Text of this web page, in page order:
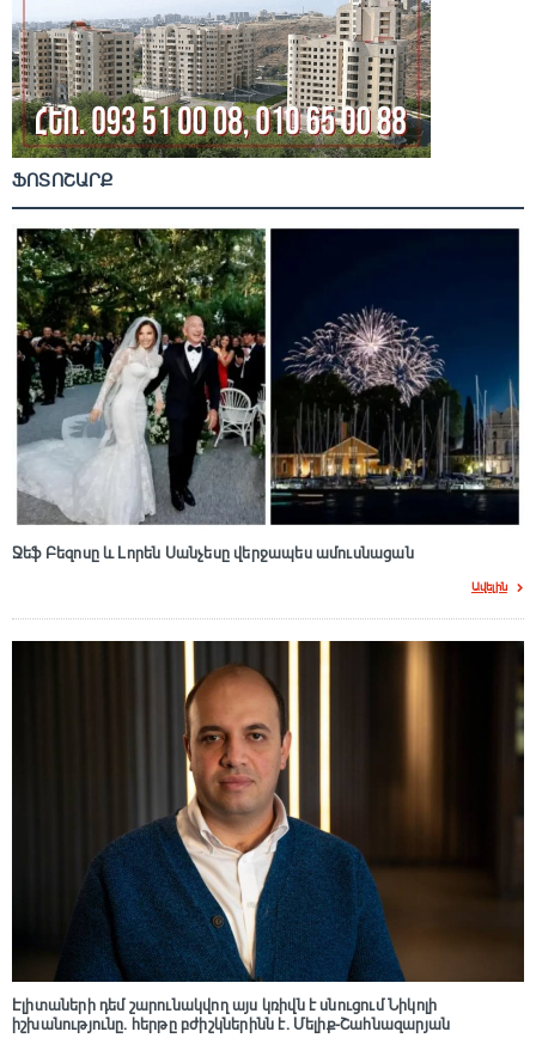
ՖՈՏՈՇԱՐՔ
Ջեֆ Բեզոսը և Լորեն Սանչեսը վերջապես ամուսնացան
Ավելին
Էլիտաների դեմ շարունակվող այս կռիվն է սնուցում Նիկոլի
իշխանությունը. հերթը բժիշկներինն է. Մելիք-Շահնազարյան